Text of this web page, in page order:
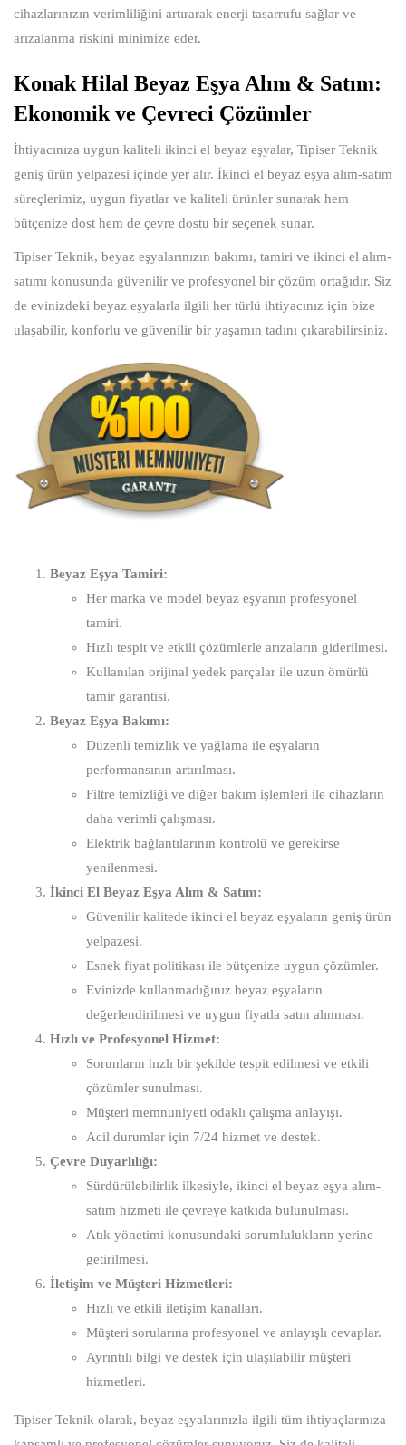
cihazlarınızın verimliliğini artırarak enerji tasarrufu sağlar ve
arızalanma riskini minimize eder.
Konak Hilal Beyaz Eşya Alım & Satım:
Ekonomik ve Çevreci Çözümler
İhtiyacınıza uygun kaliteli ikinci el beyaz eşyalar, Tipiser Teknik
geniş ürün yelpazesi içinde yer alır. İkinci el beyaz eşya alım-satım
süreçlerimiz, uygun fiyatlar ve kaliteli ürünler sunarak hem
bütçenize dost hem de çevre dostu bir seçenek sunar.
Tipiser Teknik, beyaz eşyalarınızın bakımı, tamiri ve ikinci el alım-
satımı konusunda güvenilir ve profesyonel bir çözüm ortağıdır. Siz
de evinizdeki beyaz eşyalarla ilgili her türlü ihtiyacınız için bize
ulaşabilir, konforlu ve güvenilir bir yaşamın tadını çıkarabilirsiniz.
Beyaz Eşya Tamiri:
Her marka ve model beyaz eşyanın profesyonel
tamiri.
Hızlı tespit ve etkili çözümlerle arızaların giderilmesi.
Kullanılan orijinal yedek parçalar ile uzun ömürlü
tamir garantisi.
Beyaz Eşya Bakımı:
Düzenli temizlik ve yağlama ile eşyaların
performansının artırılması.
Filtre temizliği ve diğer bakım işlemleri ile cihazların
daha verimli çalışması.
Elektrik bağlantılarının kontrolü ve gerekirse
yenilenmesi.
İkinci El Beyaz Eşya Alım & Satım:
Güvenilir kalitede ikinci el beyaz eşyaların geniş ürün
yelpazesi.
Esnek fiyat politikası ile bütçenize uygun çözümler.
Evinizde kullanmadığınız beyaz eşyaların
değerlendirilmesi ve uygun fiyatla satın alınması.
Hızlı ve Profesyonel Hizmet:
Sorunların hızlı bir şekilde tespit edilmesi ve etkili
çözümler sunulması.
Müşteri memnuniyeti odaklı çalışma anlayışı.
Acil durumlar için 7/24 hizmet ve destek.
Çevre Duyarlılığı:
Sürdürülebilirlik ilkesiyle, ikinci el beyaz eşya alım-
satım hizmeti ile çevreye katkıda bulunulması.
Atık yönetimi konusundaki sorumlulukların yerine
getirilmesi.
İletişim ve Müşteri Hizmetleri:
Hızlı ve etkili iletişim kanalları.
Müşteri sorularına profesyonel ve anlayışlı cevaplar.
Ayrıntılı bilgi ve destek için ulaşılabilir müşteri
hizmetleri.
Tipiser Teknik olarak, beyaz eşyalarınızla ilgili tüm ihtiyaçlarınıza